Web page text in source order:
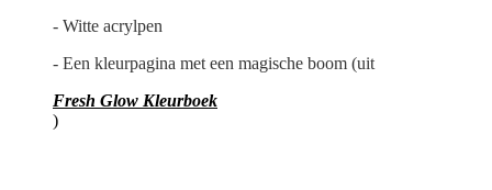
- Witte acrylpen
- Een kleurpagina met een magische boom (uit
Fresh Glow Kleurboek
)